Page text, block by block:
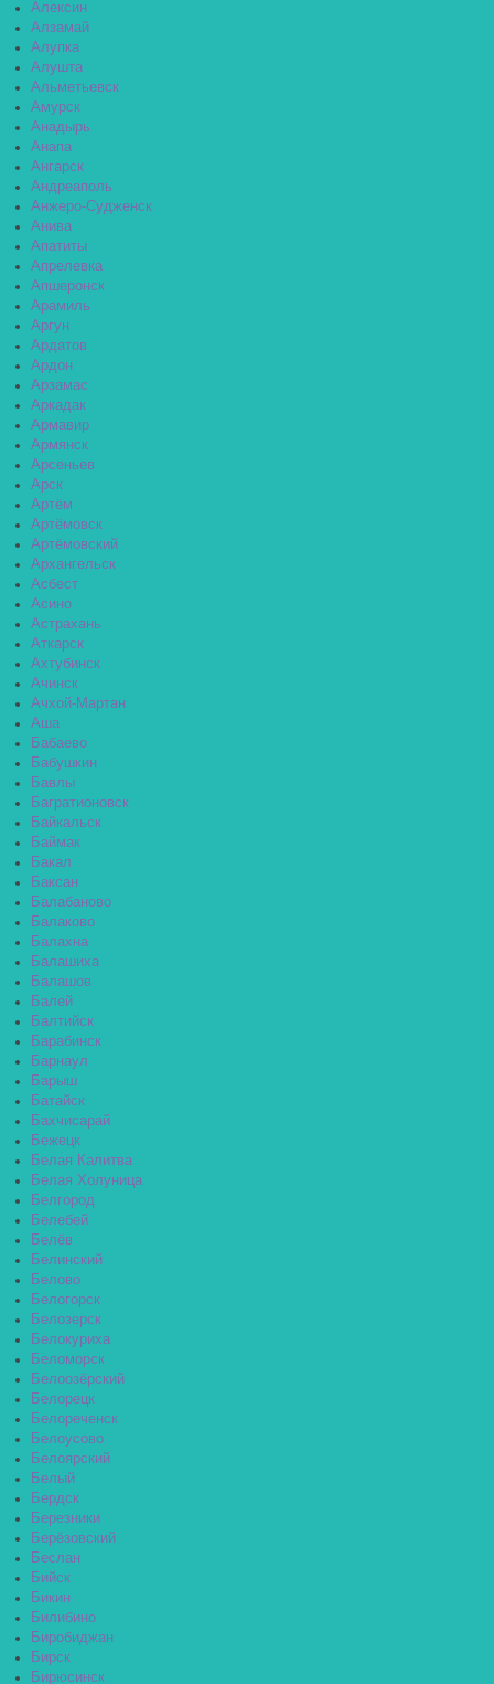
Алексин
Алзамай
Алупка
Алушта
Альметьевск
Амурск
Анадырь
Анапа
Ангарск
Андреаполь
Анжеро-Судженск
Анива
Апатиты
Апрелевка
Апшеронск
Арамиль
Аргун
Ардатов
Ардон
Арзамас
Аркадак
Армавир
Армянск
Арсеньев
Арск
Артём
Артёмовск
Артёмовский
Архангельск
Асбест
Асино
Астрахань
Аткарск
Ахтубинск
Ачинск
Ачхой-Мартан
Аша
Бабаево
Бабушкин
Бавлы
Багратионовск
Байкальск
Баймак
Бакал
Баксан
Балабаново
Балаково
Балахна
Балашиха
Балашов
Балей
Балтийск
Барабинск
Барнаул
Барыш
Батайск
Бахчисарай
Бежецк
Белая Калитва
Белая Холуница
Белгород
Белебей
Белёв
Белинский
Белово
Белогорск
Белозерск
Белокуриха
Беломорск
Белоозёрский
Белорецк
Белореченск
Белоусово
Белоярский
Белый
Бердск
Березники
Берёзовский
Беслан
Бийск
Бикин
Билибино
Биробиджан
Бирск
Бирюсинск